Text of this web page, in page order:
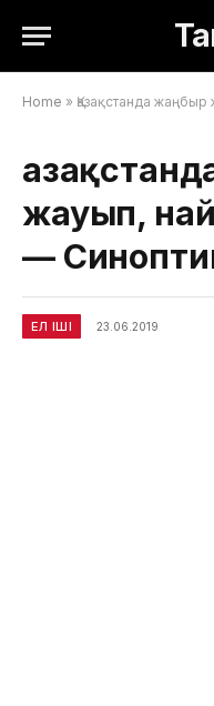
Home » Қазақстанда жаңбыр
жауып,
—
ЕЛ ІШІ 23.06.2019